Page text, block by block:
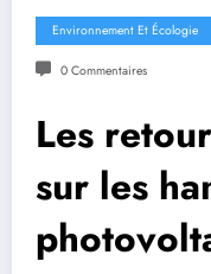
Environnement Et Écologie
0 Commentaires
Les
sur les